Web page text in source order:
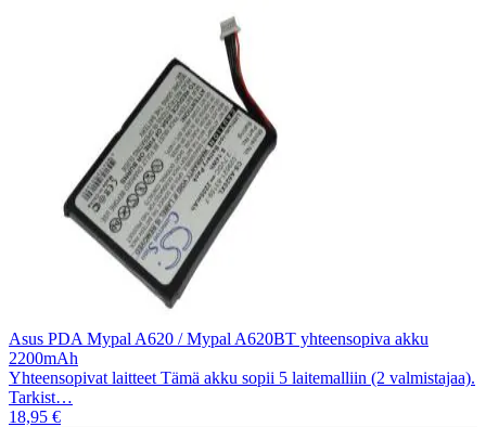
Asus PDA Mypal A620 / Mypal A620BT yhteensopiva akku
2200mAh
Yhteensopivat laitteet Tämä akku sopii 5 laitemalliin (2 valmistajaa).
Tarkist…
18,95 €